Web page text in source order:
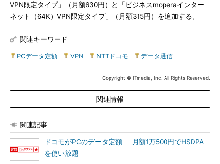
VPN限定タイプ」（月額630円）と「ビジネスmoperaインター
ネット（64K）VPN限定タイプ」（月額315円）を追加する。
関連キーワード
PCデータ定額 VPN NTTドコモ データ通信
Copyright © ITmedia, Inc. All Rights Reserved.
関連情報
関連記事
ドコモがPCのデータ定額──月額1万500円でHSDPA
を使い放題